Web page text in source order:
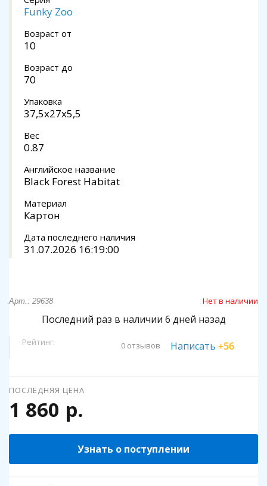
Funky Zoo
Возраст от
10
Возраст до
70
Упаковка
37,5x27x5,5
Вес
0.87
Английское название
Black Forest Habitat
Материал
Картон
Дата последнего наличия
31.07.2026 16:19:00
Арт.: 29638 Нет в наличии
Последний раз в наличии 6 дней назад
Рейтинг: 0 отзывов Написать +56
ПОСЛЕДНЯЯ ЦЕНА
1 860 р.
Узнать о поступлении